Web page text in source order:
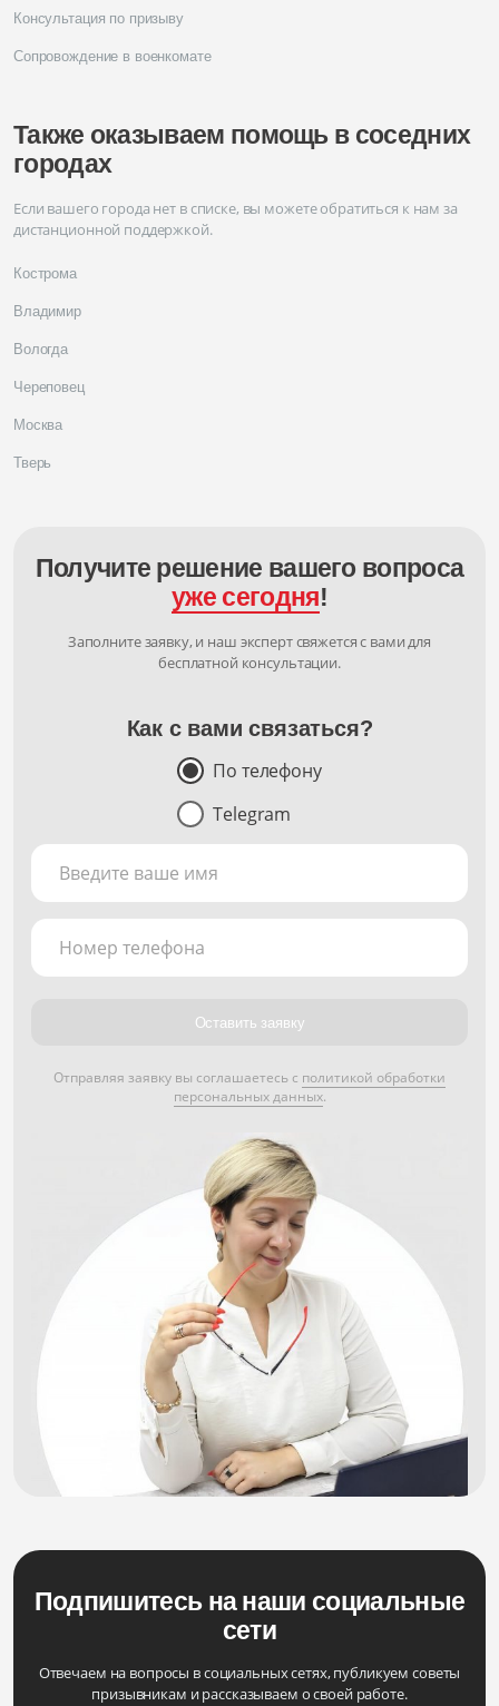
Консультация по призыву
Сопровождение в военкомате
Также оказываем помощь в соседних
городах
Если вашего города нет в списке, вы можете обратиться к нам за
дистанционной поддержкой.
Кострома
Владимир
Вологда
Череповец
Москва
Тверь
Получите решение вашего вопроса
уже сегодня!
Заполните заявку, и наш эксперт свяжется с вами для
бесплатной консультации.
Как с вами связаться?
По телефону
Telegram
Введите ваше имя
Номер телефона
Оставить заявку
Отправляя заявку вы соглашаетесь с политикой обработки
персональных данных.
Подпишитесь на наши социальные
сети
Отвечаем на вопросы в социальных сетях, публикуем советы
призывникам и рассказываем о своей работе.